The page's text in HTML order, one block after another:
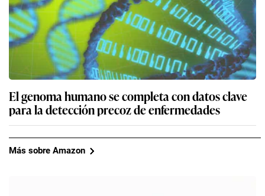
El genoma humano se completa con datos clave
para la detección precoz de enfermedades
Más sobre Amazon